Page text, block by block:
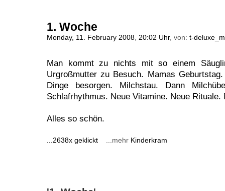
1. Woche
Monday, 11. February 2008, 20:02 Uhr, von: t-
Man kommt zu nichts mit so einem
Urgroßmutter zu Besuch. Mamas
Dinge besorgen. Milchstau. Dann
Schlafrhythmus. Neue Vitamine. Neue Rituale.
Alles so schön.
...2638x geklickt ...mehr Kinderkram